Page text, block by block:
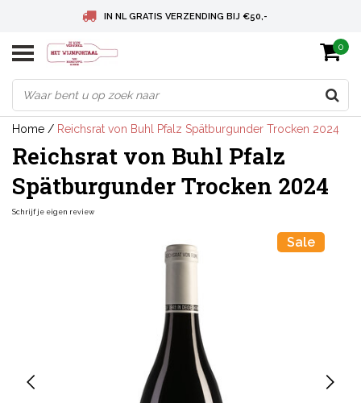
IN NL GRATIS VERZENDING BIJ €50,-
BELGIE GRATIS VERZENDING BIJ € 75
DEUTSCHLAND VERSANDKOSTENFREI AB € 75
0
Home / Reichsrat von Buhl Pfalz Spätburgunder Trocken 2024
Reichsrat von Buhl Pfalz
Spätburgunder Trocken 2024
Schrijf je eigen review
Sale